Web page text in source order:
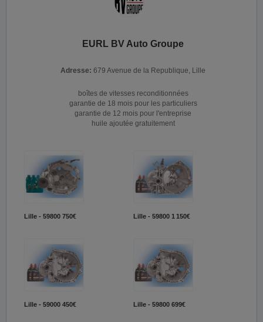
EURL BV Auto Groupe
Adresse: 679 Avenue de la Republique, Lille
boîtes de vitesses reconditionnées
garantie de 18 mois pour les particuliers
garantie de 12 mois pour l'entreprise
huile ajoutée gratuitement
Lille - 59800 750€ Lille - 59800 1 150€
Lille - 59000 450€ Lille - 59800 699€